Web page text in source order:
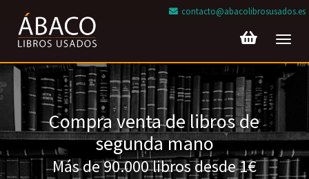
contacto@abacolibrosusados.es
Compra venta de libros de
segunda mano
Más de 90.000 libros desde 1€